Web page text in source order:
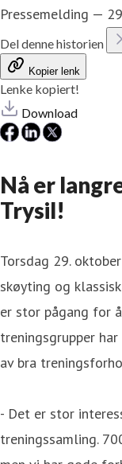
Pressemelding —
Del denne historien
Kopier lenk
Lenke kopiert!
Download
Nå er
Trysil!
Torsdag 29.
skøyting og
er stor pågang for
treningsgrupper
av bra
- Det er stor
treningssamling.